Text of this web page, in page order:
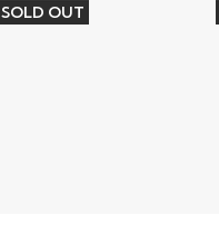
SOLD OUT